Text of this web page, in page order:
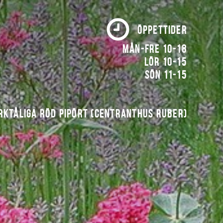
ÖPPETTIDER
Mån-fre 10-18
Lör 10-15
Sön 11-15
röd pipört (Centranthus ruber)